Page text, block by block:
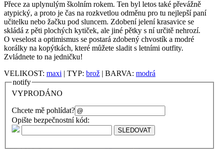
Přece za uplynulým školním rokem. Ten byl letos také převážně
atypický, a proto je čas na rozkvetlou odměnu pro tu nejlepší paní
učitelku nebo žačku pod sluncem. Zdobení jelení krasavice se
skládá z pěti plochých kytiček, ale jiné pětky s ní určitě nehrozí.
O veselost a optimismus se postará zdobený chvostík a modré
korálky na kopýtkách, které můžete sladit s letními outfity.
Zvládnete to na jedničku!
VELIKOST: maxi | TYP: brož | BARVA: modrá
notify
VYPRODÁNO
Chcete mě pohlídat?
Opište bezpečnostní kód: